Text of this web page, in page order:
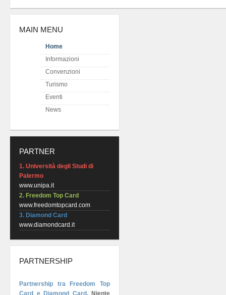
MAIN MENU
Home
Informazioni
Convenzioni
Turismo
Eventi
News
PARTNER
1. Università degli Studi di
Palermo
www.unipa.it
2. Freedom Top Card
www.freedomtopcard.com
3. Diamond Card
www.diamondcard.it
PARTNERSHIP
Partnership tra Freedom Top
Card e Diamond Card. Niente